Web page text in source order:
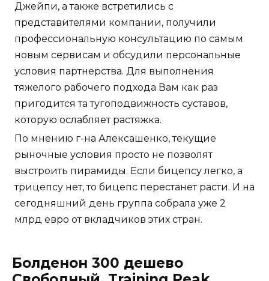
Джейпи, а также встретились с
представителями компании, получили
профессиональную консультацию по самым
новым сервисам и обсудили персональные
условия партнерства. Для выполнения
тяжелого рабочего подхода Вам как раз
пригодится та тугоподвижность суставов,
которую ослабляет растяжка.
По мнению г-на Алексашенко, текущие
рыночные условия просто не позволят
выстроить пирамиды. Если бицепсу легко, а
трицепсу нет, то бицепс перестанет расти. И на
сегодняшний день группа собрала уже 2
млрд евро от вкладчиков этих стран.
Болденон 300 дешево